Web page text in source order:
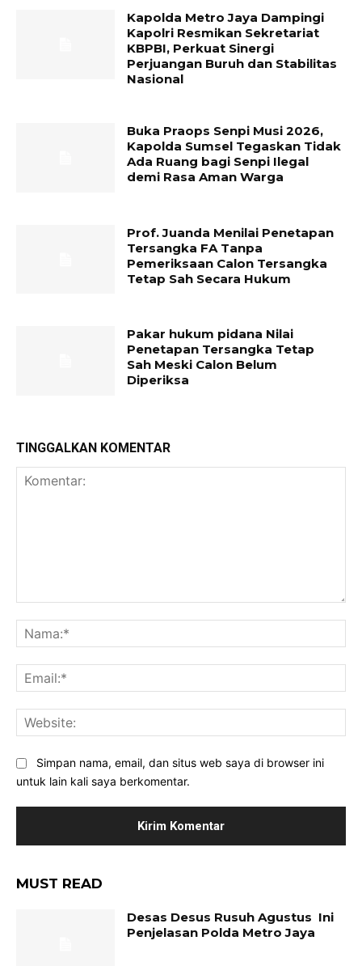
Kapolda Metro Jaya Dampingi
Kapolri Resmikan Sekretariat
KBPBI, Perkuat Sinergi
Perjuangan Buruh dan Stabilitas
Nasional
Buka Praops Senpi Musi 2026,
Kapolda Sumsel Tegaskan Tidak
Ada Ruang bagi Senpi Ilegal
demi Rasa Aman Warga
Prof. Juanda Menilai Penetapan
Tersangka FA Tanpa
Pemeriksaan Calon Tersangka
Tetap Sah Secara Hukum
Pakar hukum pidana Nilai
Penetapan Tersangka Tetap
Sah Meski Calon Belum
Diperiksa
TINGGALKAN KOMENTAR
Simpan nama, email, dan situs web saya di browser ini
untuk lain kali saya berkomentar.
MUST READ
Desas Desus Rusuh Agustus Ini
Penjelasan Polda Metro Jaya